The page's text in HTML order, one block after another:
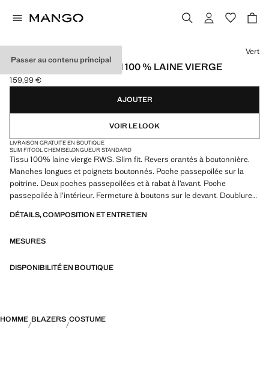
Passer au contenu principal
VESTE COSTUME TURIN 100 % LAINE VIERGE
Prix actuel [159,99 € ]
159,99 €
Choisissez une couleur
Vert
AJOUTER
VOIR LE LOOK
LIVRAISON GRATUITE EN BOUTIQUE
SLIM FITCOL CHEMISELONGUEUR STANDARD
Tissu 100% laine vierge RWS. Slim fit. Revers crantés à boutonnière.
Manches longues et poignets boutonnés. Poche passepoilée sur la
poitrine. Deux poches passepoilées et à rabat à l’avant. Poche
passepoilée à l’intérieur. Fermeture à boutons sur le devant. Doublure
DÉTAILS, COMPOSITION ET ENTRETIEN
MESURES
DISPONIBILITÉ EN BOUTIQUE
HOMME BLAZERS COSTUME